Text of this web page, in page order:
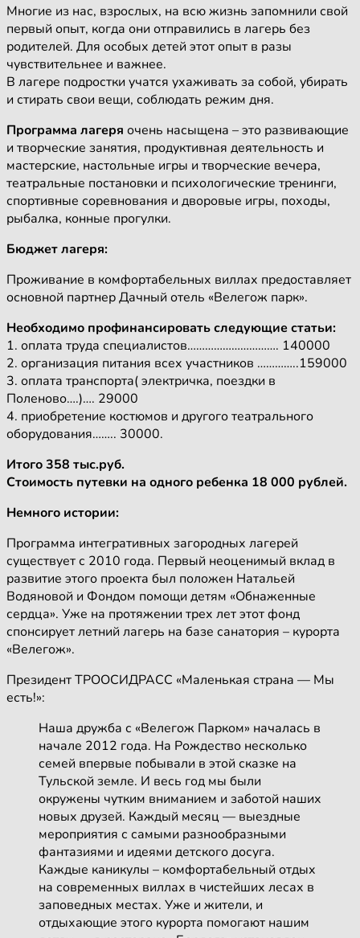
Многие из нас, взрослых, на всю жизнь запомнили свой
первый опыт, когда они отправились в лагерь без
родителей. Для особых детей этот опыт в разы
чувствительнее и важнее.
В лагере подростки учатся ухаживать за собой, убирать
и стирать свои вещи, соблюдать режим дня.
Программа лагеря очень насыщена – это развивающие
и творческие занятия, продуктивная деятельность и
мастерские, настольные игры и творческие вечера,
театральные постановки и психологические тренинги,
спортивные соревнования и дворовые игры, походы,
рыбалка, конные прогулки.
Бюджет лагеря:
Проживание в комфортабельных виллах предоставляет
основной партнер Дачный отель «Велегож парк».
Необходимо профинансировать следующие статьи:
1. оплата труда специалистов…………………………. 140000
2. организация питания всех участников …………..159000
3. оплата транспорта( электричка, поездки в
Поленово….)…. 29000
4. приобретение костюмов и другого театрального
оборудования…….. 30000.
Итого 358 тыс.руб.
Стоимость путевки на одного ребенка 18 000 рублей.
Немного истории:
Программа интегративных загородных лагерей
существует с 2010 года. Первый неоценимый вклад в
развитие этого проекта был положен Натальей
Водяновой и Фондом помощи детям «Обнаженные
сердца». Уже на протяжении трех лет этот фонд
спонсирует летний лагерь на базе санатория – курорта
«Велегож».
Президент ТРООСИДРАСС «Маленькая страна — Мы
есть!»:
Наша дружба с «Велегож Парком» началась в
начале 2012 года. На Рождество несколько
семей впервые побывали в этой сказке на
Тульской земле. И весь год мы были
окружены чутким вниманием и заботой наших
новых друзей. Каждый месяц — выездные
мероприятия с самыми разнообразными
фантазиями и идеями детского досуга.
Каждые каникулы – комфортабельный отдых
на современных виллах в чистейших лесах в
заповедных местах. Уже и жители, и
отдыхающие этого курорта помогают нашим